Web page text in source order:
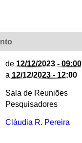
de 12/12/2023 - 09:00
a 12/12/2023 - 12:00
Sala de Reuniões
Pesquisadores
Cláudia R. Pereira